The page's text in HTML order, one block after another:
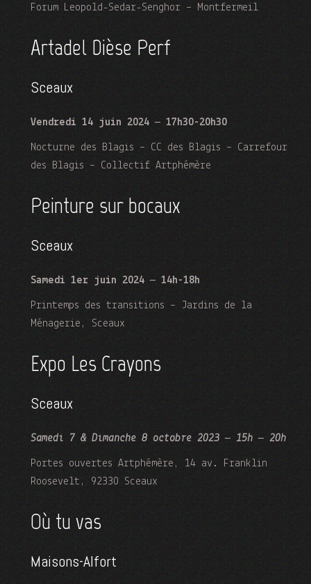
Forum Leopold-Sedar-Senghor – Montfermeil
Artadel Dièse Perf
Sceaux
Vendredi 14 juin 2024–17h30-20h30
Nocturne des Blagis – CC des Blagis – Carrefour
des Blagis – Collectif Artphémère
Peinture sur bocaux
Sceaux
Samedi 1er juin 2024–14h-18h
Printemps des transitions – Jardins de la
Ménagerie, Sceaux
Expo Les Crayons
Sceaux
Samedi 7 & Dimanche 8 octobre 2023 – 15h – 20h
Portes ouvertes Artphémère, 14 av. Franklin
Roosevelt, 92330 Sceaux
Où tu vas
Maisons-Alfort